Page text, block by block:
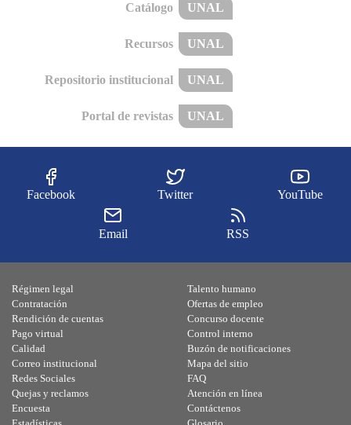
Catálogo UNAL
Recursos UNAL
Repositorio institucional UNAL
Portal de revistas UNAL
Facebook Twitter YouTube
Email RSS
Régimen legal
Contratación
Rendición de cuentas
Pago virtual
Calidad
Talento humano
Ofertas de empleo
Concurso docente
Control interno
Buzón de notificaciones
Correo institucional
Redes Sociales
Quejas y reclamos
Encuesta
Mapa del sitio
FAQ
Atención en línea
Contáctenos